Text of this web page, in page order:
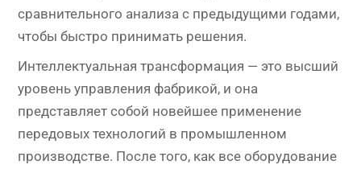
сравнительного анализа с предыдущими годами,
чтобы быстро принимать решения.
Интеллектуальная трансформация — это высший
уровень управления фабрикой, и она
представляет собой новейшее применение
передовых технологий в промышленном
производстве. После того, как все оборудование